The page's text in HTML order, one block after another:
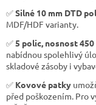
✅Silné 10 mm DTD
MDF/HDF varianty.
✅5 polic, nosnost
nabídnou spolehlivý
skladové zásoby i
✅ Kovové patky
před poškozením. Pro